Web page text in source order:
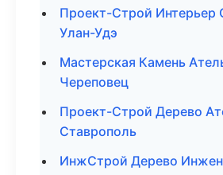
Проект-Строй Интерьер
Улан-Удэ
Мастерская Камень
Череповец
Проект-Строй Дерево
Ставрополь
ИнжСтрой Дерево